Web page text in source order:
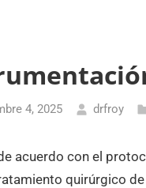
4, 2025 drfroy
acuerdo con el
quirúrgico